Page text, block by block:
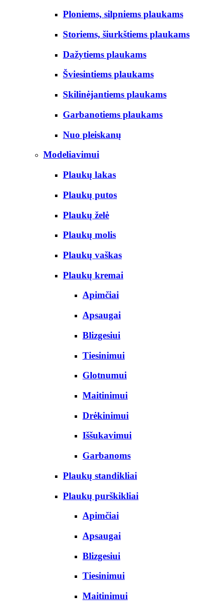
Ploniems, silpniems plaukams
Storiems, šiurkštiems plaukams
Dažytiems plaukams
Šviesintiems plaukams
Skilinėjantiems plaukams
Garbanotiems plaukams
Nuo pleiskanų
Modeliavimui
Plaukų lakas
Plaukų putos
Plaukų želė
Plaukų molis
Plaukų vaškas
Plaukų kremai
Apimčiai
Apsaugai
Blizgesiui
Tiesinimui
Glotnumui
Maitinimui
Drėkinimui
Iššukavimui
Garbanoms
Plaukų standikliai
Plaukų purškikliai
Apimčiai
Apsaugai
Blizgesiui
Tiesinimui
Maitinimui